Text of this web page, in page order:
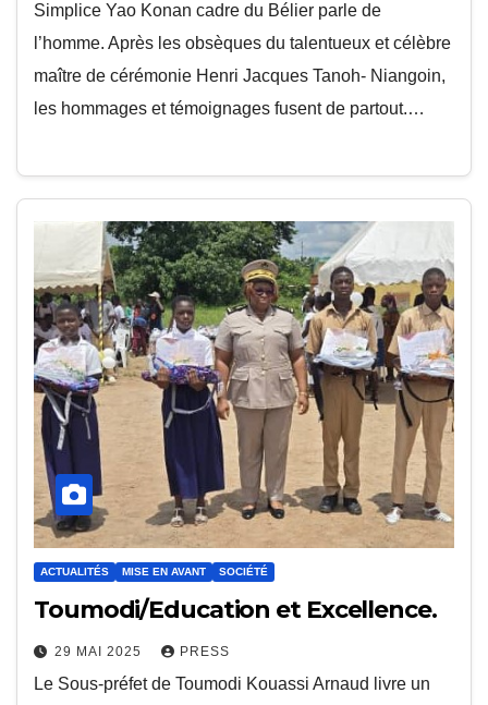
Simplice Yao Konan cadre du Bélier parle de
l’homme. Après les obsèques du talentueux et célèbre
maître de cérémonie Henri Jacques Tanoh- Niangoin,
les hommages et témoignages fusent de partout.…
ACTUALITÉS MISE EN AVANT SOCIÉTÉ
Toumodi/Education et Excellence.
29 MAI 2025 PRESS
Le Sous-préfet de Toumodi Kouassi Arnaud livre un